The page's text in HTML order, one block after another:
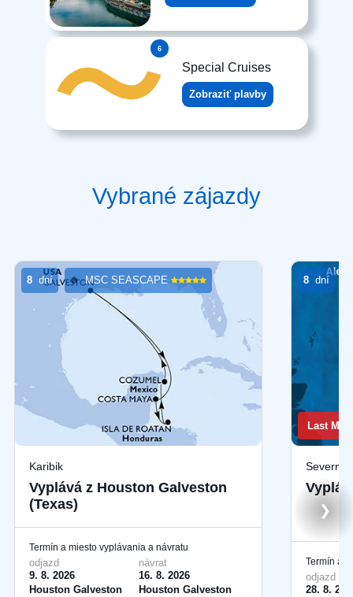
6
Special Cruises
Zobraziť plavby
Vybrané zájazdy
8dní MSC SEASCAPE
Karibik
Vyplává z Houston Galveston
(Texas)
Termín a miesto vyplávania a návratu
odjazd
9. 8. 2026
Houston Galveston
návrat
16. 8. 2026
Houston Galveston
8dní
Last
Severná
Termín a
odjazd
28. 8.
❯